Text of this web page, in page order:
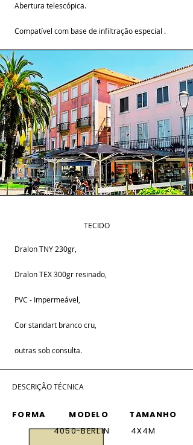
Abertura telescópica.
Compatível com base de infiltração especial .
TECIDO
Dralon TNY 230gr,
Dralon TEX 300gr resinado,
PVC - Impermeável,
Cor standart branco cru,
outras sob consulta.
DESCRIÇÃO TÉCNICA
FORMA MODELO TAMANHO
4050-BERLIN 4X4M